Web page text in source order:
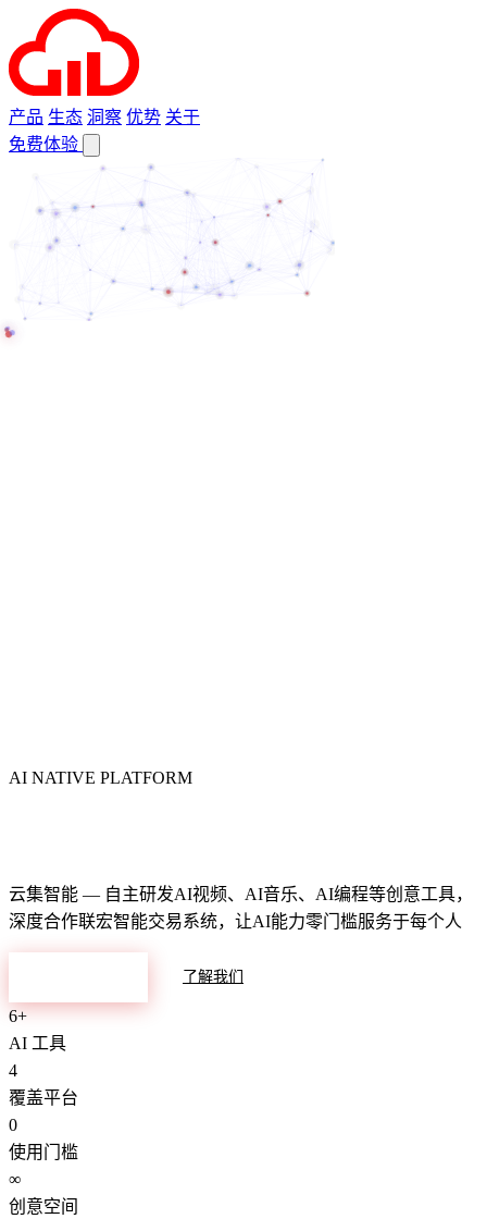
产品 生态 洞察 优势 关于
免费体验
AI NATIVE PLATFORM
云集智能 — 自主研发AI视频、AI音乐、AI编程等创意工具，
深度合作联宏智能交易系统，让AI能力零门槛服务于每个人
了解我们
6+
AI 工具
4
覆盖平台
0
使用门槛
∞
创意空间